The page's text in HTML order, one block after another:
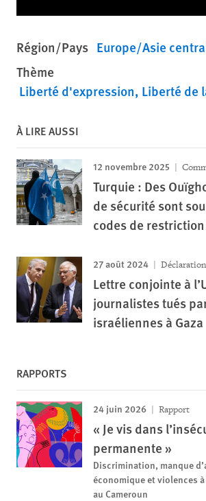
Région/Pays Europe/Asie
Thème
Liberté d'expression Liberté de
À LIRE AUSSI
12 novembre 2025
Turquie : Des
de sécurité sont
codes de
27 août 2024 Déclaration
Lettre conjointe à
journalistes tués
israéliennes à Gaza
RAPPORTS
24 juin 2026 Rapport
« Je vis dans
permanente »
Discrimination, manque
économique et violences à
au Cameroun